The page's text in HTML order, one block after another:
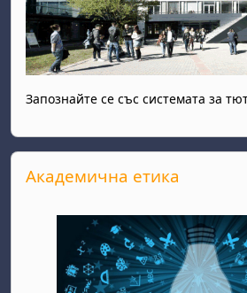
Запознайте се със системата за
Прескочи Академична етика
Академична етика